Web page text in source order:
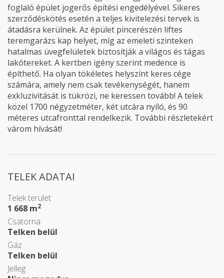
foglaló épület jogerős építési engedélyével. Sikeres
szerződéskötés esetén a teljes kivitelezési tervek is
átadásra kerülnek. Az épület pincerészén liftes
teremgarázs kap helyet, míg az emeleti szinteken
hatalmas üvegfelületek biztosítják a világos és tágas
lakótereket. A kertben igény szerint medence is
építhető. Ha olyan tökéletes helyszínt keres cége
számára, amely nem csak tevékenységét, hanem
exkluzivitását is tükrözi, ne keressen tovább! A telek
közel 1700 négyzetméter, két utcára nyíló, és 90
méteres utcafronttal rendelkezik. További részletekért
várom hívását!
TELEK ADATAI
Telek terület
1 668 m2
Csatorna
Telken belül
Gáz
Telken belül
Jelleg